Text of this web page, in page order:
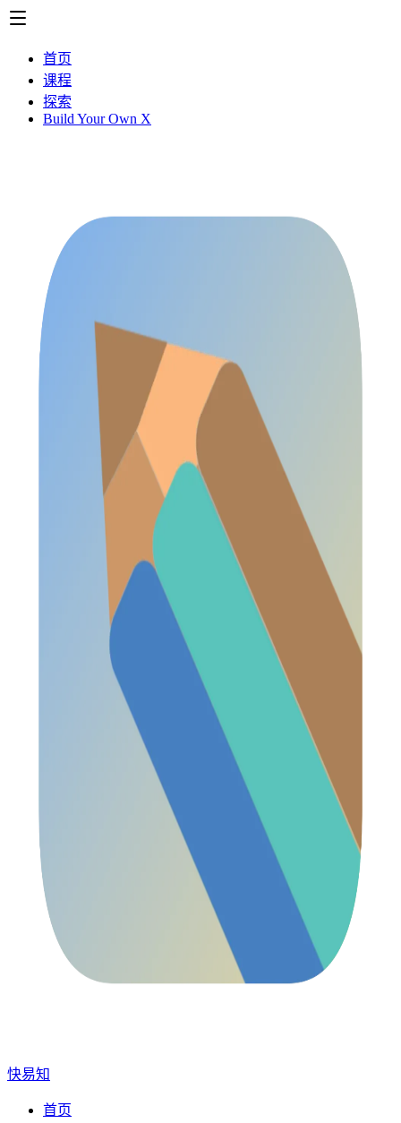
首页
课程
探索
Build Your Own X
快易知
首页